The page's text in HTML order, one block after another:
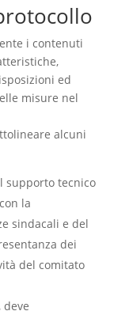
i contenuti
ed
misure nel
alcuni
supporto tecnico
la
sindacali e del
dei
del comitato
deve